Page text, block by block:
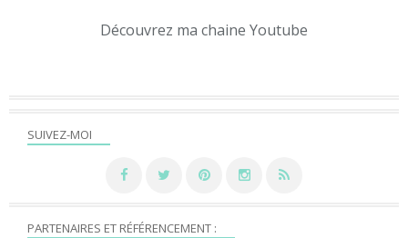
SUIVEZ-MOI
Découvrez ma chaine Youtube
PARTENAIRES ET RÉFÉRENCEMENT :